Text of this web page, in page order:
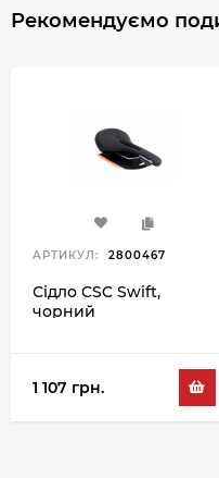
Рекомендуємо
АРТИКУЛ: 2800467
Сідло CSC Swift,
чорний
1 107 грн.